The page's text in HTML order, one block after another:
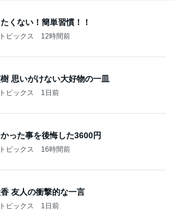
くない！簡単習慣！！
ピックス 12時間前
思いがけない大好物の一皿
ピックス 1日前
った事を後悔した3600円
ピックス 16時間前
友人の衝撃的な一言
ピックス 1日前